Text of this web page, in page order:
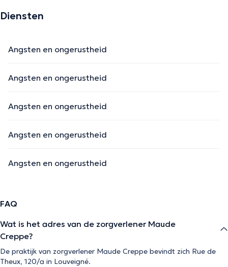
Diensten
Angsten en ongerustheid
Angsten en ongerustheid
Angsten en ongerustheid
Angsten en ongerustheid
Angsten en ongerustheid
FAQ
Wat is het adres van de zorgverlener Maude
Creppe?
De praktijk van zorgverlener Maude Creppe bevindt zich Rue de
Theux, 120/a in Louveigné.